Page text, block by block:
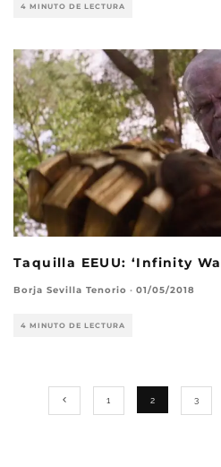
4 MINUTO DE LECTURA
Taquilla EEUU: ‘Infinity
Borja Sevilla Tenorio · 01/05/2018
4 MINUTO DE LECTURA
1 2 3